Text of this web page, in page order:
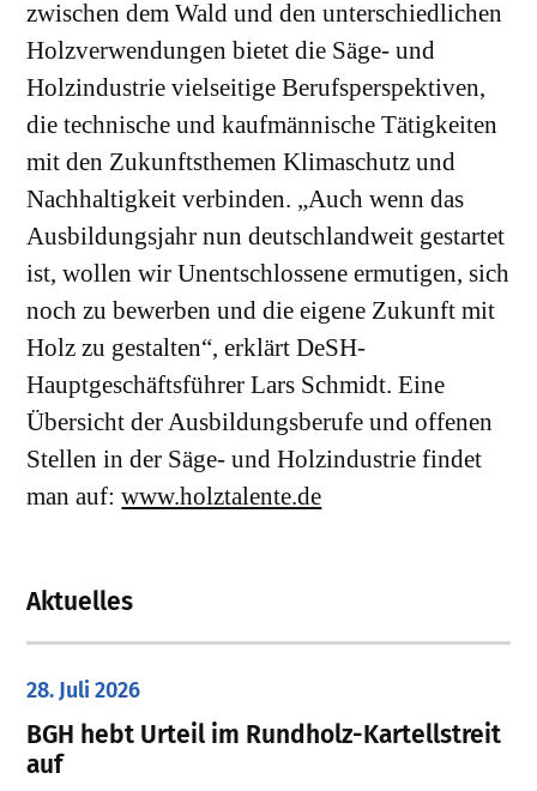
zwischen dem Wald und den unterschiedlichen
Holzverwendungen bietet die Säge- und
Holzindustrie vielseitige Berufsperspektiven,
die technische und kaufmännische Tätigkeiten
mit den Zukunftsthemen Klimaschutz und
Nachhaltigkeit verbinden. „Auch wenn das
Ausbildungsjahr nun deutschlandweit gestartet
ist, wollen wir Unentschlossene ermutigen, sich
noch zu bewerben und die eigene Zukunft mit
Holz zu gestalten“, erklärt DeSH-
Hauptgeschäftsführer Lars Schmidt. Eine
Übersicht der Ausbildungsberufe und offenen
Stellen in der Säge- und Holzindustrie findet
man auf:www.holztalente.de
Aktuelles
28. Juli 2026
​BGH hebt Urteil im Rundholz-Kartellstreit
auf